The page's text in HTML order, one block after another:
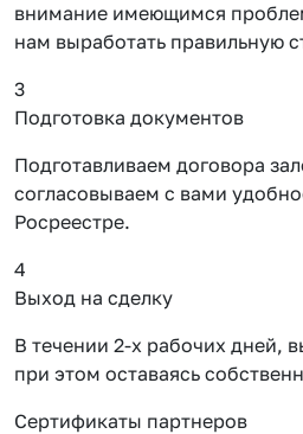
внимание имеющимся
нам выработать правильную
3
Подготовка документов
Подготавливаем договора
согласовываем с вами
Росреестре.
4
Выход на сделку
В течении 2-х рабочих дней,
при этом оставаясь
Сертификаты партнеров